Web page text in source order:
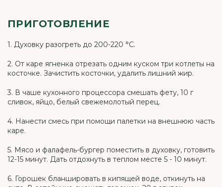
ПРИГОТОВЛЕНИЕ
1. Духовку разогреть до 200-220 °С.
2. От каре ягненка отрезать одним куском три котлеты на
косточке. Зачистить косточки, удалить лишний жир.
3. В чаше кухонного процессора смешать фету, 10 г
сливок, яйцо, белый свежемолотый перец.
4. Нанести смесь при помощи палетки на внешнюю часть
каре.
5. Мясо и фалафель-бургер поместить в духовку, готовить
12-15 минут. Дать отдохнуть в теплом месте 5 - 10 минут.
6. Горошек бланшировать в кипящей воде, откинуть на